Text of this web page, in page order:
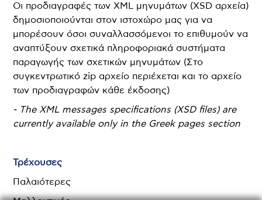
Οι προδιαγραφές των XML μηνυμάτων (XSD αρχεία)
δημοσιοποιούνται στον ιστοχώρο μας για να
μπορέσουν όσοι συναλλασσόμενοι το επιθυμούν να
αναπτύξουν σχετικά πληροφοριακά συστήματα
παραγωγής των σχετικών μηνυμάτων (Στο
συγκεντρωτικό zip αρχείο περιέχεται και το αρχείο
των προδιαγραφών κάθε έκδοσης)
- The XML messages specifications (XSD files) are
currently available only in the Greek pages section
Τρέχουσες
Παλαιότερες